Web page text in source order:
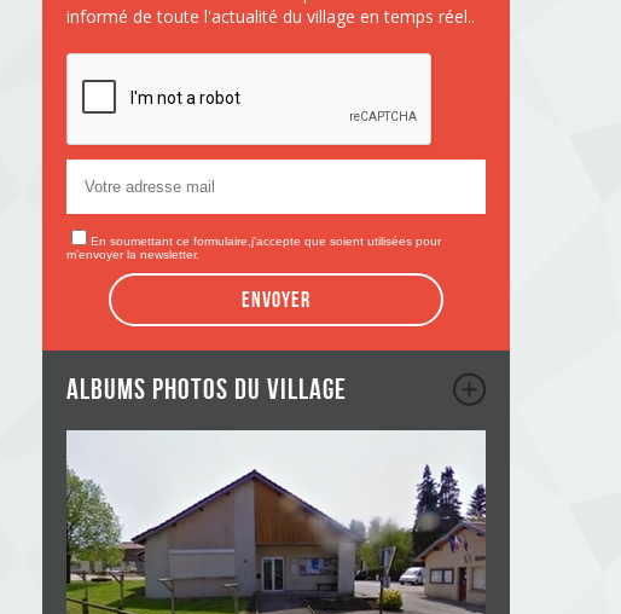
informé de toute l'actualité du village en temps réel..
En soumettant ce formulaire,j'accepte que soient utilisées pour
m’envoyer la newsletter.
Envoyer
albums photos du village